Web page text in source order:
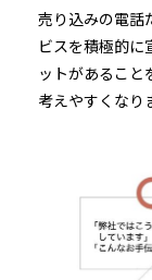
売り込みの電話
ビスを積極的に
ットがあること
考えやすくなり